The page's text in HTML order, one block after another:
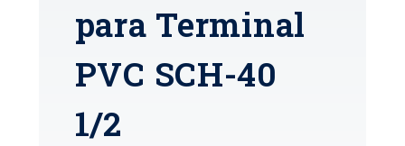
para Terminal
PVC SCH-40
1/2